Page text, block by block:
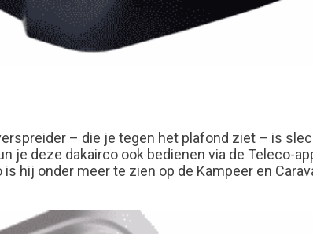
– die je tegen het plafond ziet – is
je deze dakairco ook bedienen via de Teleco-
hij onder meer te zien op de Kampeer en